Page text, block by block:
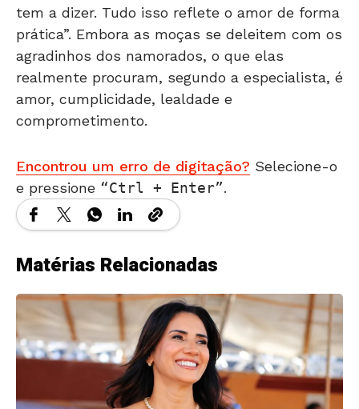
tem a dizer. Tudo isso reflete o amor de forma
prática”. Embora as moças se deleitem com os
agradinhos dos namorados, o que elas
realmente procuram, segundo a especialista, é
amor, cumplicidade, lealdade e
comprometimento.
Encontrou um erro de digitação? Selecione-o
e pressione
Ctrl + Enter .
Matérias Relacionadas